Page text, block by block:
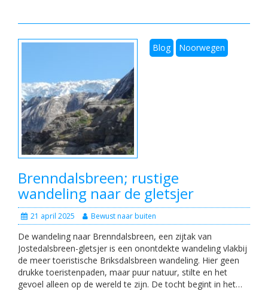
Blog Noorwegen
Brenndalsbreen; rustige
wandeling naar de gletsjer
21 april 2025 Bewust naar buiten
De wandeling naar Brenndalsbreen, een zijtak van
Jostedalsbreen-gletsjer is een onontdekte wandeling vlakbij
de meer toeristische Briksdalsbreen wandeling. Hier geen
drukke toeristenpaden, maar puur natuur, stilte en het
gevoel alleen op de wereld te zijn. De tocht begint in het…